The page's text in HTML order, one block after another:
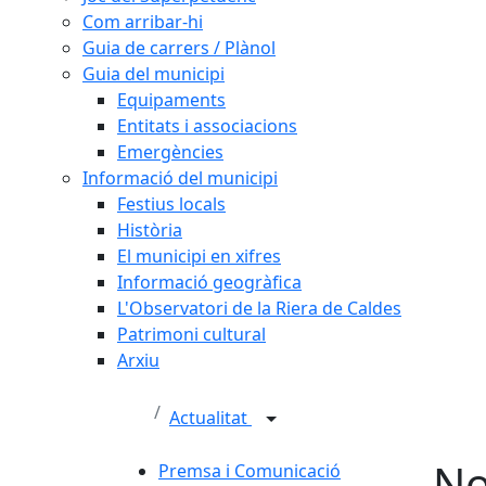
Com arribar-hi
Guia de carrers / Plànol
Guia del municipi
Equipaments
Entitats i associacions
Emergències
Informació del municipi
Festius locals
Història
El municipi en xifres
Informació geogràfica
L'Observatori de la Riera de Caldes
Patrimoni cultural
Arxiu
Actualitat
Premsa i Comunicació